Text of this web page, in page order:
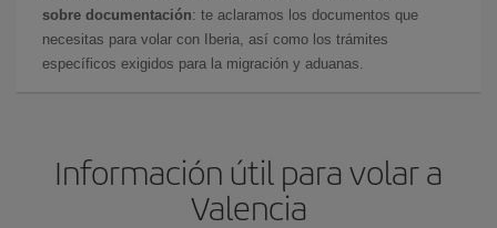
sobre documentación: te aclaramos los documentos que
necesitas para volar con Iberia, así como los trámites
específicos exigidos para la migración y aduanas.
Información útil para volar a
Valencia